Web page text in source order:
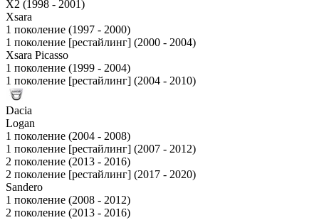
X2 (1998 - 2001)
Xsara
1 поколение (1997 - 2000)
1 поколение [рестайлинг] (2000 - 2004)
Xsara Picasso
1 поколение (1999 - 2004)
1 поколение [рестайлинг] (2004 - 2010)
Dacia
Logan
1 поколение (2004 - 2008)
1 поколение [рестайлинг] (2007 - 2012)
2 поколение (2013 - 2016)
2 поколение [рестайлинг] (2017 - 2020)
Sandero
1 поколение (2008 - 2012)
2 поколение (2013 - 2016)